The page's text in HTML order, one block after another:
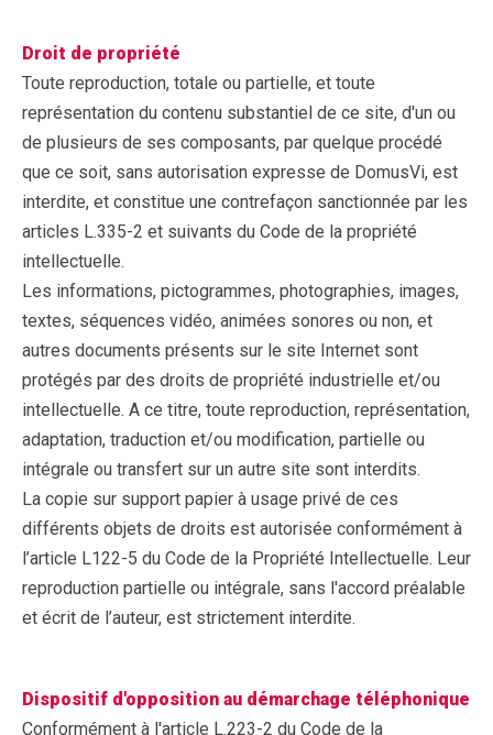
Droit de propriété
Toute reproduction, totale ou partielle, et toute
représentation du contenu substantiel de ce site, d'un ou
de plusieurs de ses composants, par quelque procédé
que ce soit, sans autorisation expresse de DomusVi, est
interdite, et constitue une contrefaçon sanctionnée par les
articles L.335-2 et suivants du Code de la propriété
intellectuelle.
Les informations, pictogrammes, photographies, images,
textes, séquences vidéo, animées sonores ou non, et
autres documents présents sur le site Internet sont
protégés par des droits de propriété industrielle et/ou
intellectuelle. A ce titre, toute reproduction, représentation,
adaptation, traduction et/ou modification, partielle ou
intégrale ou transfert sur un autre site sont interdits.
La copie sur support papier à usage privé de ces
différents objets de droits est autorisée conformément à
l’article L122-5 du Code de la Propriété Intellectuelle. Leur
reproduction partielle ou intégrale, sans l'accord préalable
et écrit de l’auteur, est strictement interdite.
Dispositif d'opposition au démarchage téléphonique
Conformément à l'article L.223-2 du Code de la